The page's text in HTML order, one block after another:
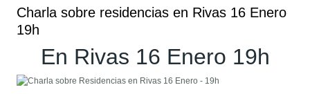
Charla sobre residencias en Rivas 16 Enero
19h
En Rivas 16 Enero 19h